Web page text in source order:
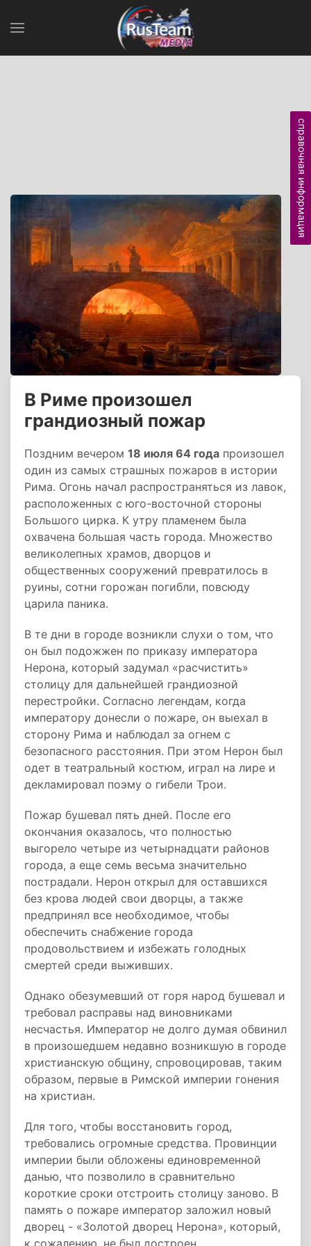
В Риме произошел
грандиозный пожар
Поздним вечером 18 июля 64 года произошел
один из самых страшных пожаров в истории
Рима. Огонь начал распространяться из лавок,
расположенных с юго-восточной стороны
Большого цирка. К утру пламенем была
охвачена большая часть города. Множество
великолепных храмов, дворцов и
общественных сооружений превратилось в
руины, сотни горожан погибли, повсюду
царила паника.
В те дни в городе возникли слухи о том, что
он был подожжен по приказу императора
Нерона, который задумал «расчистить»
столицу для дальнейшей грандиозной
перестройки. Согласно легендам, когда
императору донесли о пожаре, он выехал в
сторону Рима и наблюдал за огнем с
безопасного расстояния. При этом Нерон был
одет в театральный костюм, играл на лире и
декламировал поэму о гибели Трои.
Пожар бушевал пять дней. После его
окончания оказалось, что полностью
выгорело четыре из четырнадцати районов
города, а еще семь весьма значительно
пострадали. Нерон открыл для оставшихся
без крова людей свои дворцы, а также
предпринял все необходимое, чтобы
обеспечить снабжение города
продовольствием и избежать голодных
смертей среди выживших.
Однако обезумевший от горя народ бушевал и
требовал расправы над виновниками
несчастья. Император не долго думая обвинил
в произошедшем недавно возникшую в городе
христианскую общину, спровоцировав, таким
образом, первые в Римской империи гонения
на христиан.
Для того, чтобы восстановить город,
требовались огромные средства. Провинции
империи были обложены единовременной
данью, что позволило в сравнительно
короткие сроки отстроить столицу заново. В
память о пожаре император заложил новый
дворец - «Золотой дворец Нерона», который,
к сожалению, не был достроен.
справочная информация